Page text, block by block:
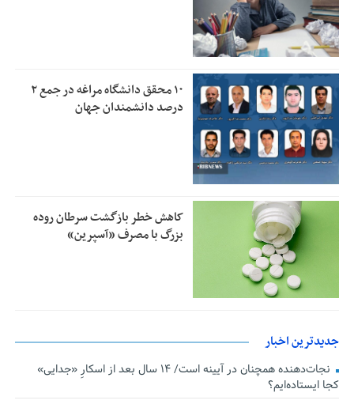
۱۰ محقق دانشگاه مراغه در جمع ۲
درصد دانشمندان جهان
کاهش خطر بازگشت سرطان روده
بزرگ با مصرف «آسپرین»
جدیدترین اخبار
نجات‌دهنده‌ همچنان در آیینه است/ ۱۴ سال بعد از اسکارِ «جدایی»
کجا ایستاده‌ایم؟